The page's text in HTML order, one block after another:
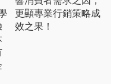
更顯專業行銷策略成
效之果！